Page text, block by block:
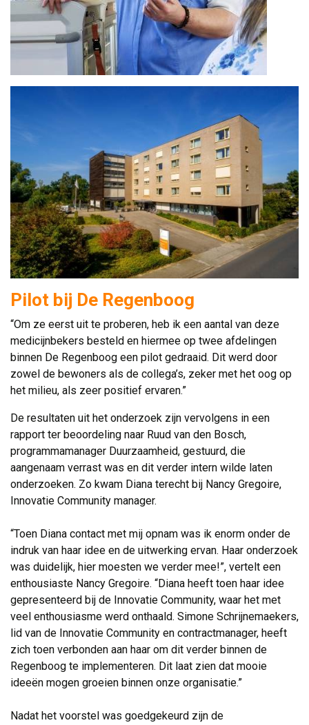
Pilot bij De Regenboog
“Om ze eerst uit te proberen, heb ik een aantal van deze
medicijnbekers besteld en hiermee op twee afdelingen
binnen De Regenboog een pilot gedraaid. Dit werd door
zowel de bewoners als de collega’s, zeker met het oog op
het milieu, als zeer positief ervaren.”
De resultaten uit het onderzoek zijn vervolgens in een
rapport ter beoordeling naar Ruud van den Bosch,
programmamanager Duurzaamheid, gestuurd, die
aangenaam verrast was en dit verder intern wilde laten
onderzoeken. Zo kwam Diana terecht bij Nancy Gregoire,
Innovatie Community manager.
“Toen Diana contact met mij opnam was ik enorm onder de
indruk van haar idee en de uitwerking ervan. Haar onderzoek
was duidelijk, hier moesten we verder mee!”, vertelt een
enthousiaste Nancy Gregoire. “Diana heeft toen haar idee
gepresenteerd bij de Innovatie Community, waar het met
veel enthousiasme werd onthaald. Simone Schrijnemaekers,
lid van de Innovatie Community en contractmanager, heeft
zich toen verbonden aan haar om dit verder binnen de
Regenboog te implementeren. Dit laat zien dat mooie
ideeën mogen groeien binnen onze organisatie.”
Nadat het voorstel was goedgekeurd zijn de